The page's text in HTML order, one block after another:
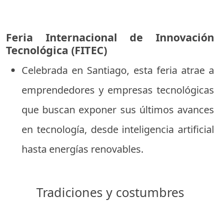
Feria Internacional de Innovación
Tecnológica (FITEC)
Celebrada en Santiago, esta feria atrae a
emprendedores y empresas tecnológicas
que buscan exponer sus últimos avances
en tecnología, desde inteligencia artificial
hasta energías renovables.
Tradiciones y costumbres